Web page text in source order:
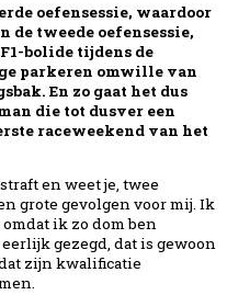
oefensessie, waardoor
de tweede oefensessie,
bolide tijdens de
parkeren omwille van
En zo gaat het dus
die tot dusver een
raceweekend van het
en weet je, twee
grote gevolgen voor mij. Ik
ik zo dom ben
gezegd, dat is gewoon
zijn kwalificatie